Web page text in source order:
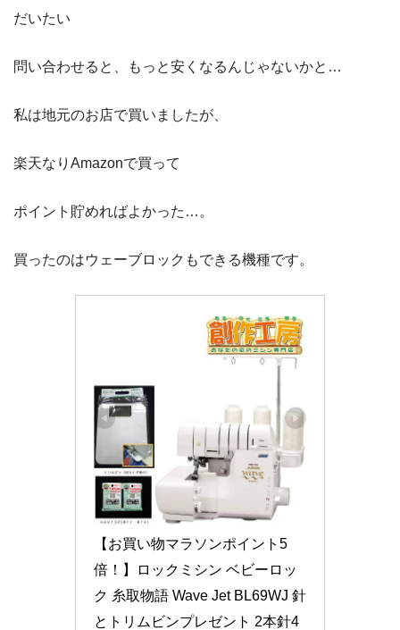
だいたい
問い合わせると、もっと安くなるんじゃないかと…
私は地元のお店で買いましたが、
楽天なりAmazonで買って
ポイント貯めればよかった…。
買ったのはウェーブロックもできる機種です。
【お買い物マラソンポイント5
倍！】ロックミシン ベビーロッ
ク 糸取物語 Wave Jet BL69WJ 針
とトリムビンプレゼント 2本針4